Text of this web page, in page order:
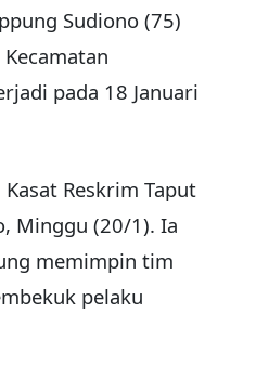
Sudiono (75)
pada 18 Januari
Reskrim Taput
Minggu (20/1). Ia
memimpin tim
pelaku